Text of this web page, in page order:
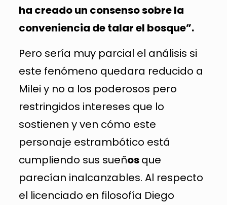
ha creado un consenso sobre la
conveniencia de talar el bosque”.
Pero sería muy parcial el análisis si
este fenómeno quedara reducido a
Milei y no a los poderosos pero
restringidos intereses que lo
sostienen y ven cómo este
personaje estrambótico está
cumpliendo sus sueñosque
parecían inalcanzables. Al respecto
el licenciado en filosofía Diego